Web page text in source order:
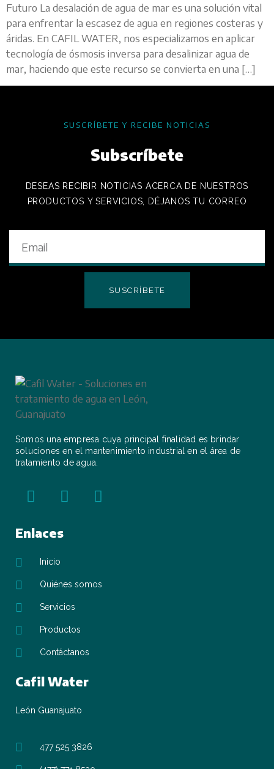
Futuro La desalación de agua de mar es una solución vital
para enfrentar la escasez de agua en regiones costeras y
áridas. En CAFIL WATER, nos especializamos en aplicar
tecnología de ósmosis inversa para desalinizar agua de
mar, haciendo que este recurso se convierta en una […]
SUSCRÍBETE Y RECIBE NOTICIAS
Subscríbete
DESEAS RECIBIR NOTICIAS ACERCA DE NUESTROS
PRODUCTOS Y SERVICIOS, DÉJANOS TU CORREO
SUSCRÍBETE
Somos una empresa cuya principal finalidad es brindar
soluciones en el mantenimiento industrial en el área de
tratamiento de agua.
Enlaces
Inicio
Quiénes somos
Servicios
Productos
Contáctanos
Cafil Water
León Guanajuato
477 525 3826